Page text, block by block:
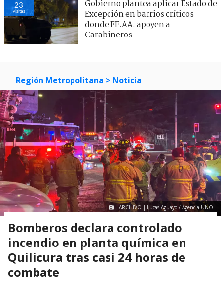
23
visitas
Gobierno plantea aplicar Estado de
Excepción en barrios críticos
donde FF.AA. apoyen a
Carabineros
Región Metropolitana > Noticia
ARCHIVO | Lucas Aguayo / Agencia UNO
Bomberos declara controlado
incendio en planta química en
Quilicura tras casi 24 horas de
combate